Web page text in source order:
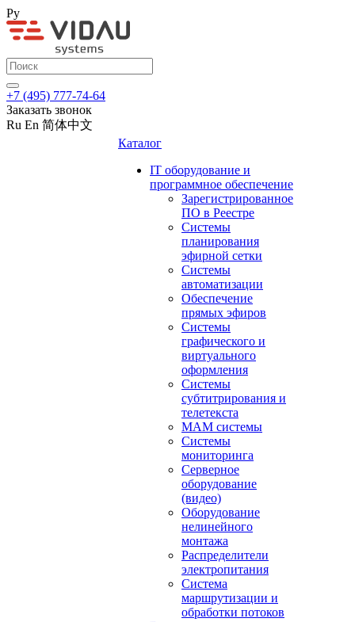
Ру
+7 (495) 777-74-64
Заказать звонок
Ru En 简体中文
Каталог
IT оборудование и
программное обеспечение
Зарегистрированное
ПО в Реестре
Системы
планирования
эфирной сетки
Системы
автоматизации
Обеспечение
прямых эфиров
Системы
графического и
виртуального
оформления
Системы
субтитрирования и
телетекста
MAM системы
Системы
мониторинга
Серверное
оборудование
(видео)
Оборудование
нелинейного
монтажа
Распределители
электропитания
Система
маршрутизации и
обработки потоков